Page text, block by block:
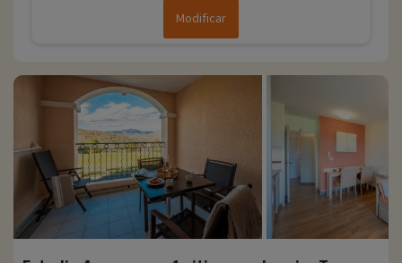
Modificar